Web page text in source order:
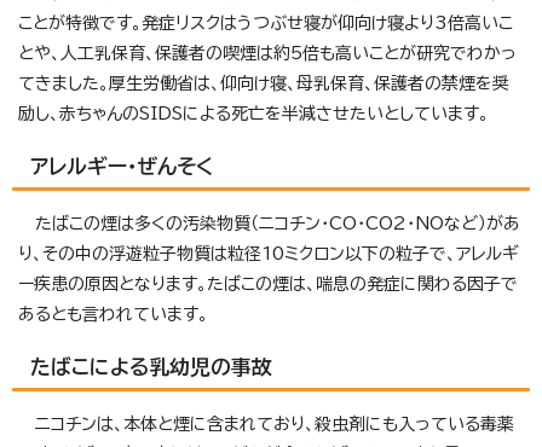
ことが特徴です。発症リスクはうつぶせ寝が仰向け寝より3倍高いこ
とや、人工乳保育、保護者の喫煙は約5倍も高いことが研究でわかっ
てきました。厚生労働省は、仰向け寝、母乳保育、保護者の禁煙を奨
励し、赤ちゃんのSIDSによる死亡を半減させたいとしています。
アレルギー・ぜんそく
たばこの煙は多くの汚染物質（ニコチン・CO・CO2・NOなど）があ
り、その中の浮遊粒子物質は粒径10ミクロン以下の粒子で、アレルギ
ー疾患の原因となります。たばこの煙は、喘息の発症に関わる因子で
あるとも言われています。
たばこによる乳幼児の事故
ニコチンは、本体と煙に含まれており、殺虫剤にも入っている毒薬